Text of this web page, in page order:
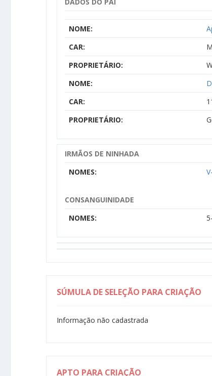
NOME:
CAR:
PROPRIETÁRIO:
NOME:
CAR:
PROPRIETÁRIO:
IRMÃOS DE NINHADA
NOMES:
CONSANGUINIDADE
NOMES:
SÚMULA DE SELEÇÃO PARA CRIAÇÃO
Informação não cadastrada
APTO PARA CRIAÇÃO